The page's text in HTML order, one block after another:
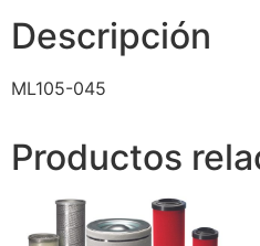
Descripción
ML105-045
Productos